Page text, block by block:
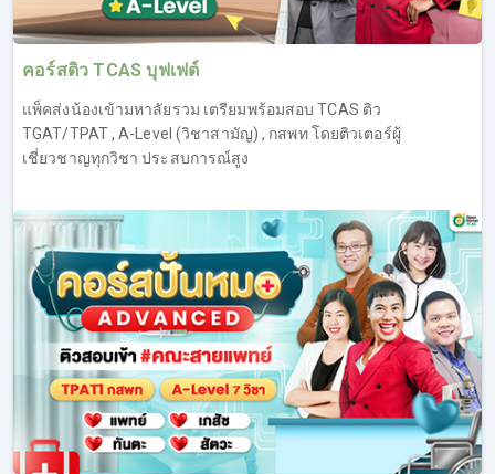
คอร์สติว TCAS บุฟเฟต์
แพ็คส่งน้องเข้ามหาลัยรวม เตรียมพร้อมสอบ TCAS ติว
TGAT/TPAT , A-Level (วิชาสามัญ) , กสพท โดยติวเตอร์ผู้
เชี่ยวชาญทุกวิชา ประสบการณ์สูง